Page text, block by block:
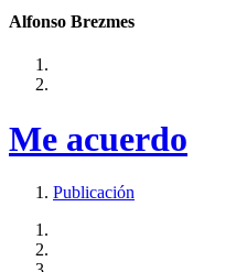
Alfonso Brezmes
Me acuerdo
Publicación